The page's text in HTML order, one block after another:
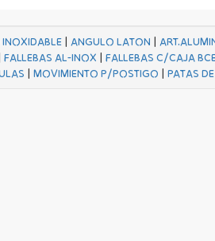
INOXIDABLE| ANGULO LATON |
FALLEBAS AL-INOX |FALLEBAS C/CAJA
| MOVIMIENTO P/POSTIGO | PATAS